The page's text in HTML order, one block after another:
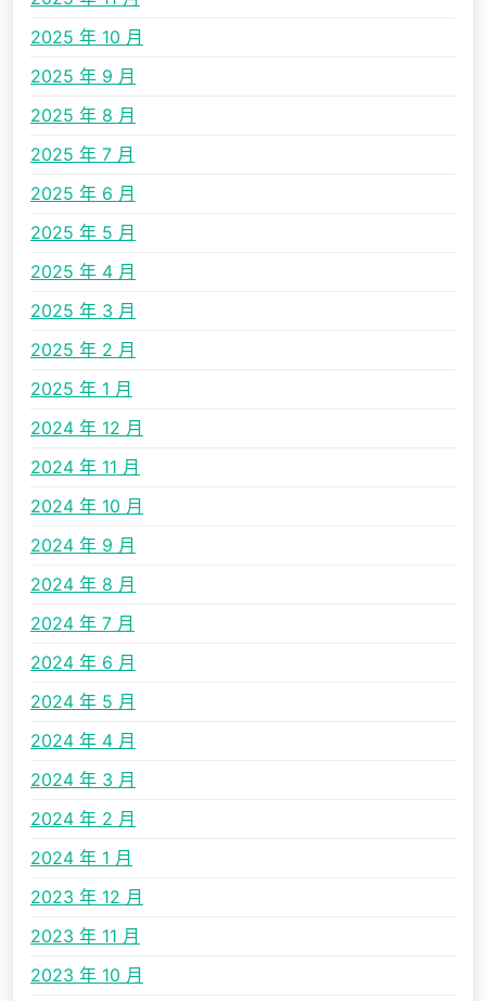
2025 年 10 月
2025 年 9 月
2025 年 8 月
2025 年 7 月
2025 年 6 月
2025 年 5 月
2025 年 4 月
2025 年 3 月
2025 年 2 月
2025 年 1 月
2024 年 12 月
2024 年 11 月
2024 年 10 月
2024 年 9 月
2024 年 8 月
2024 年 7 月
2024 年 6 月
2024 年 5 月
2024 年 4 月
2024 年 3 月
2024 年 2 月
2024 年 1 月
2023 年 12 月
2023 年 11 月
2023 年 10 月